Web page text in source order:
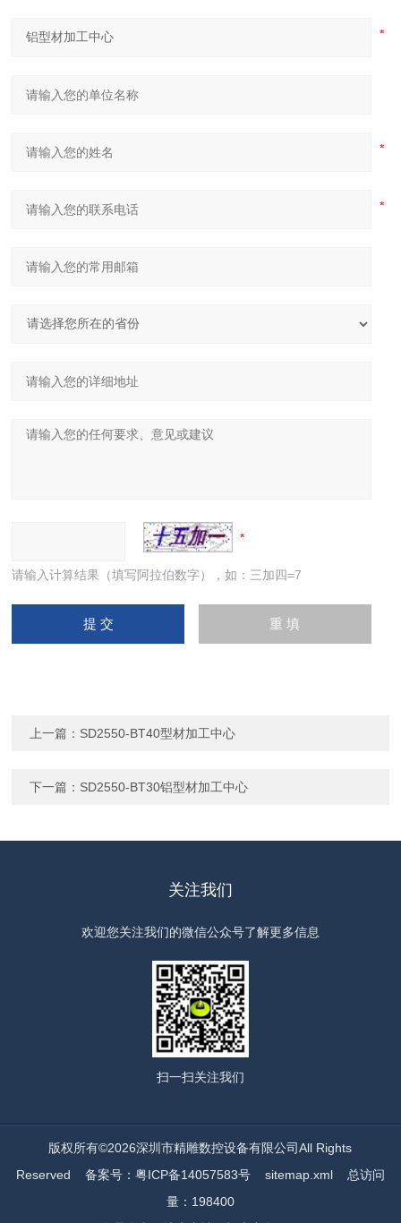
请输入计算结果（填写阿拉伯数字），如：三加四=7
上一篇： SD2550-BT40型材加工中心
下一篇： SD2550-BT30铝型材加工中心
关注我们
欢迎您关注我们的微信公众号了解更多信息
扫一扫关注我们
版权所有©2026深圳市精雕数控设备有限公司All Rights
Reserved 备案号：粤ICP备14057583号 sitemap.xml总访问
量：198400